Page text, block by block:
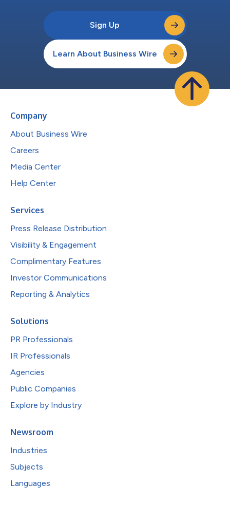
Sign Up
Learn About Business Wire
Company
About Business Wire
Careers
Media Center
Help Center
Services
Press Release Distribution
Visibility & Engagement
Complimentary Features
Investor Communications
Reporting & Analytics
Solutions
PR Professionals
IR Professionals
Agencies
Public Companies
Explore by Industry
Newsroom
Industries
Subjects
Languages